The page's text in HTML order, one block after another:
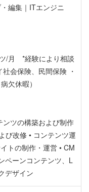
編集｜ITエンジニ
/月 *経験により相談
会保険、民間保険 ・
欠休暇）
ンツの構築および制作
び改修 • コンテンツ運
トの制作・運営 • CM
ペーンコンテンツ、L
デザイン